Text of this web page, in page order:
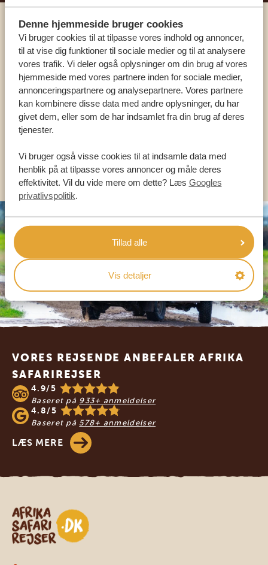
Denne hjemmeside bruger cookies
Vi bruger cookies til at tilpasse vores indhold og annoncer,
til at vise dig funktioner til sociale medier og til at analysere
vores trafik. Vi deler også oplysninger om din brug af vores
hjemmeside med vores partnere inden for sociale medier,
annonceringspartnere og analysepartnere. Vores partnere
kan kombinere disse data med andre oplysninger, du har
givet dem, eller som de har indsamlet fra din brug af deres
tjenester.
Vi bruger også visse cookies til at indsamle data med
henblik på at tilpasse vores annoncer og måle deres
effektivitet. Vil du vide mere om dette? Læs Googles
privatlivspolitik.
Tillad alle
Vis detaljer
Ring til en ekspert
VORES SPECIALISTER ER HER FOR AT
HJÆLPE DIG
Footer
VORES REJSENDE ANBEFALER AFRIKA
SAFARIREJSER
4.9/5
Baseret på 933+ anmeldelser
4.8/5
Baseret på 578+ anmeldelser
LÆS MERE
Safari-rejser i Afrika